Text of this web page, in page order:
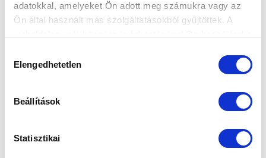
adatokkal, amelyeket Ön adott meg számukra vagy az
Ön által használt más szolgáltatásokból gyűjtöttek. A
kiválasztása
Elengedhetetlen
Beállítások
Statisztikai